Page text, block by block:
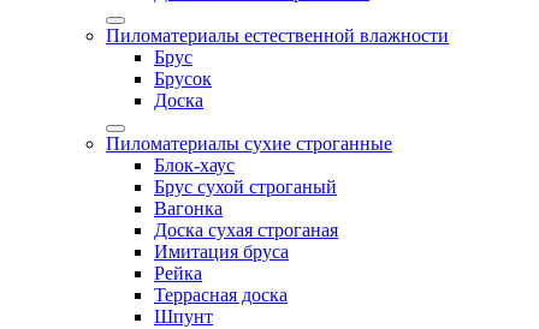
Пиломатериалы естественной влажности
Брус
Брусок
Доска
Пиломатериалы сухие строганные
Блок-хаус
Брус сухой строганый
Вагонка
Доска сухая строганая
Имитация бруса
Рейка
Террасная доска
Шпунт